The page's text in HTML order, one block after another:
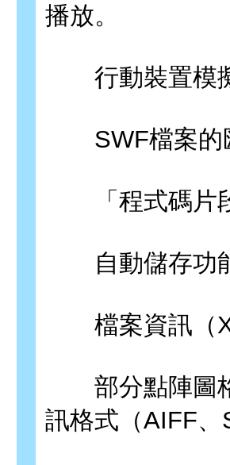
播放。
行動裝置模擬
SWF檔案的
「程式碼片段
自動儲存功
檔案資訊（
部分點陣圖格
訊格式（AIFF、